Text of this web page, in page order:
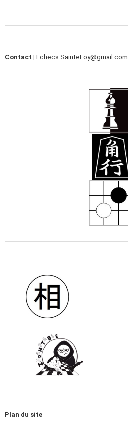
Contact | Echecs.SainteFoy@gmail.com
Plan du site